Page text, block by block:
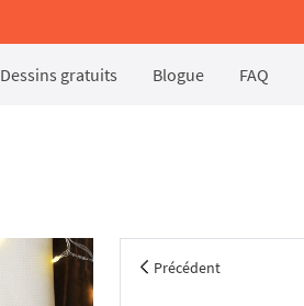
Dessins gratuits Blogue FAQ
Précédent